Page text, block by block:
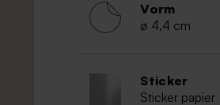
Vorm
ø 4,4 cm
Sticker
Sticker papier